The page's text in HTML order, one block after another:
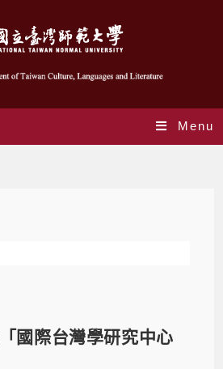
Menu
國際台灣學研究中心